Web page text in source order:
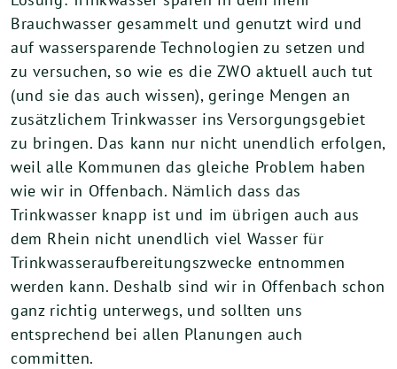
Brauchwasser gesammelt und genutzt wird und
auf wassersparende Technologien zu setzen und
zu versuchen, so wie es die ZWO aktuell auch tut
(und sie das auch wissen), geringe Mengen an
zusätzlichem Trinkwasser ins Versorgungsgebiet
zu bringen. Das kann nur nicht unendlich erfolgen,
weil alle Kommunen das gleiche Problem haben
wie wir in Offenbach. Nämlich dass das
Trinkwasser knapp ist und im übrigen auch aus
dem Rhein nicht unendlich viel Wasser für
Trinkwasseraufbereitungszwecke entnommen
werden kann. Deshalb sind wir in Offenbach schon
ganz richtig unterwegs, und sollten uns
entsprechend bei allen Planungen auch
committen.